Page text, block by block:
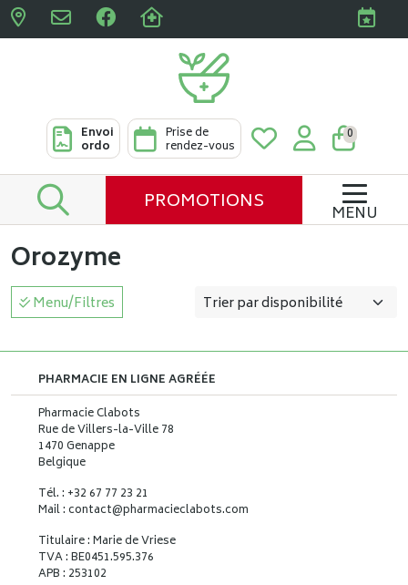
Pharmacies Clabots &
Envoi
ordo
Prise de
rendez-vous
0
PROMOTIONS MENU
Orozyme
Menu/Filtres
PHARMACIE EN LIGNE AGRÉÉE
Pharmacie Clabots
Rue de Villers-la-Ville 78
1470 Genappe
Belgique
Tél. : +32 67 77 23 21
Mail : contact@pharmacieclabots.com
Titulaire : Marie de Vriese
TVA : BE0451.595.376
APB : 253102